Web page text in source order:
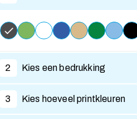
2 Kies een bedrukking
3 Kies hoeveel printkleuren